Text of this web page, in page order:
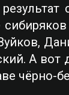
А вот
чёрно-